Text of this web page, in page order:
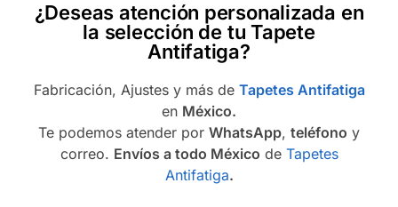
¿Deseas atención personalizada en
la selección de tu Tapete
Antifatiga?
Fabricación, Ajustes y más de Tapetes Antifatiga
en México.
Te podemos atender por WhatsApp, teléfono y
correo. Envíos a todo México de Tapetes
Antifatiga.